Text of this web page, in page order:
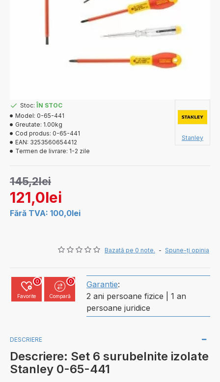
Bazată pe 0 note. - Spune-ţi opinia
121,0lei
145,2lei
Fără TVA: 100,0lei
Stoc: ÎN STOC
Model: 0-65-441
Greutate: 1.00kg
Cod produs: 0-65-441
EAN: 3253560654412
Termen de livrare: 1-2 zile
Stanley
Favorite
0
Compară
0 Garantie:
2 ani persoane fizice | 1 an
persoane juridice
DESCRIERE
Descriere: Set 6 surubelnite izolate
Stanley 0-65-441